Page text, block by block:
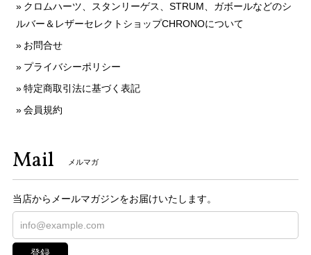
クロムハーツ、スタンリーゲス、STRUM、ガボールなどのシ
ルバー＆レザーセレクトショップCHRONOについて
お問合せ
プライバシーポリシー
特定商取引法に基づく表記
会員規約
Mail メルマガ
当店からメールマガジンをお届けいたします。